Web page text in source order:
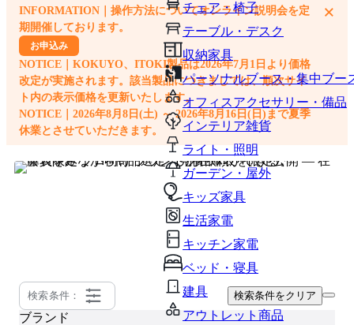
チェア・椅子
テーブル・デスク
収納家具
パーソナルブース・集中ブー
オフィスアクセサリー・備品
インテリア雑貨
ライト・照明
ガーデン・屋外
キッズ家具
生活家電
キッチン家電
ベッド・寝具
建具
アウトレット商品
他のサイトで見つけた商品ページのURLを貼り付けて、カートに追加できます
INFORMATION｜操作方法についてオンライン説明会を定
期開催しております。
お申込み
NOTICE｜KOKUYO、ITOKI製品は2026年7月1日より価格
改定が実施されます。該当製品につきましては、順次サイ
ト内の表示価格を更新いたします。
NOTICE｜2026年8月8日(土) ～ 2026年8月16日(日)まで夏季
休業とさせていただきます。
×
検索条件： 検索条件をクリア
ブランド